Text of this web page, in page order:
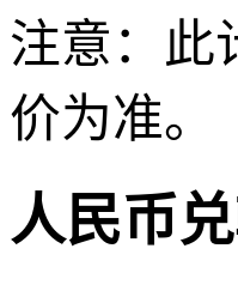
注意：此
价为准。
人民币